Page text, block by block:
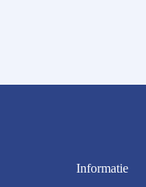
Informatie